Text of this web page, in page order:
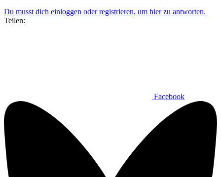
Du musst dich einloggen oder registrieren, um hier zu antworten.
Teilen:
Facebook